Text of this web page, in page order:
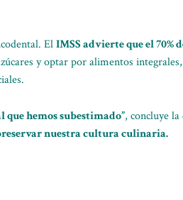
ElIMSS advierte que el 70%
y optar por alimentos
hemos subestimado”, concluye
nuestra cultura culinaria.